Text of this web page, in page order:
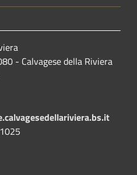
- Calvagese della Riviera